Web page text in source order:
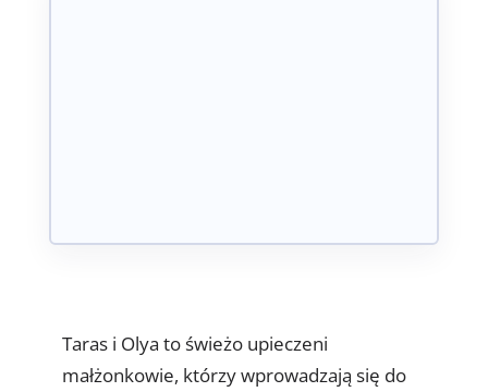
Taras i Olya to świeżo upieczeni
małżonkowie, którzy wprowadzają się do